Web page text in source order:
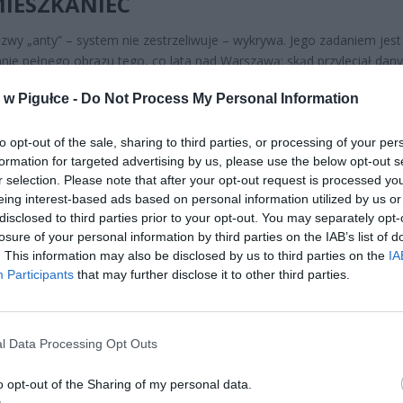
Pigułce - Do Not Process My Personal Information
opt-out of the sale, sharing to third parties, or processing of your
for targeted advertising by us, please use the below opt-out
selection. Please note that after your opt-out request is processed
interest-based ads based on personal information utilized by us
to third parties prior to your opt-out. You may separately
of your personal information by third parties on the IAB’s list of
This information may also be disclosed by us to third parties on the
Participants that may further disclose it to other third parties.
Data Processing Opt Outs
opt-out of the Sharing of my personal data.
„anty” – system nie zestrzeliwuje – wykrywa. Jego zadaniem jest
pełnego obrazu tego, co lata nad Warszawą: skąd przyleciał dany
Dla służb dyżurujących w Miejskim Stanowisku Kierowania, które
, to nowa warstwa danych, której dotąd po prostu nie było.
o dronie nad Warszawą docierała do służb najczęściej
ktoś go zauważył i zgłosił – co, jak pokazał incydent nad
rządowymi we wrześniu 2025 roku, może oznaczać reakcję już po
ad